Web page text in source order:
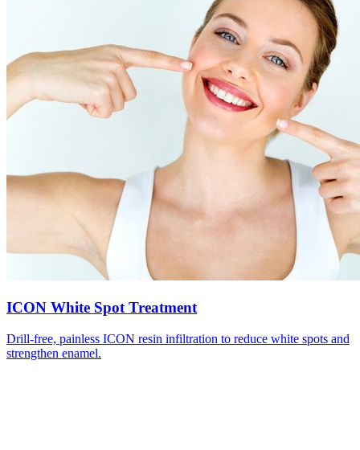
ICON White Spot Treatment
Drill-free, painless ICON resin infiltration to reduce white spots and
strengthen enamel.